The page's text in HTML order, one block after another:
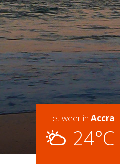
Het weer in Accra
24°C